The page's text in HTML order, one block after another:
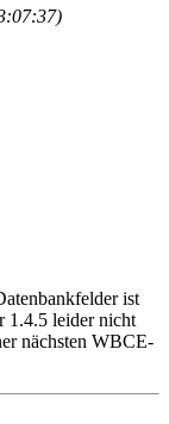
ist
1.4.5 leider nicht
nächsten WBCE-